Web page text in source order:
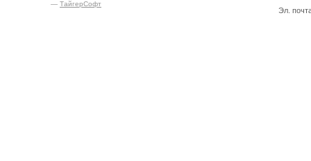
— ТайгерСофт
Эл.